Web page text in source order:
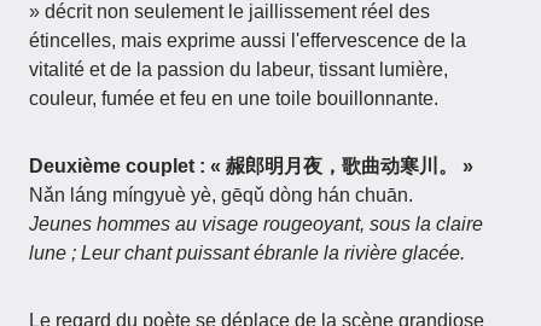
» décrit non seulement le jaillissement réel des
étincelles, mais exprime aussi l'effervescence de la
vitalité et de la passion du labeur, tissant lumière,
couleur, fumée et feu en une toile bouillonnante.
Deuxième couplet : « 赧郎明月夜，歌曲动寒川。 »
Nǎn láng míngyuè yè, gēqǔ dòng hán chuān.
Jeunes hommes au visage rougeoyant, sous la claire
lune ; Leur chant puissant ébranle la rivière glacée.
Le regard du poète se déplace de la scène grandiose